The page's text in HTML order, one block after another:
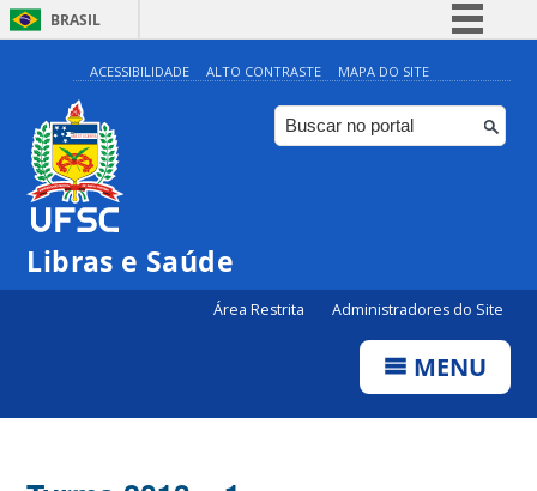
BRASIL
Simplifique!
Comunica BR
Participe
ACESSIBILIDADE ALTO CONTRASTE MAPA DO SITE
Libras e Saúde
Área Restrita Administradores do Site
MENU